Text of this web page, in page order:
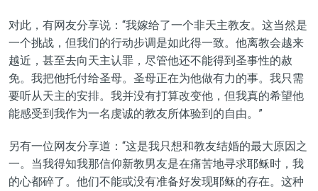
对此，有网友分享说：“我嫁给了一个非天主教友。这当然是
一个挑战，但我们的行动步调是如此得一致。他离教会越来
越近，甚至去向天主认罪，尽管他还不能得到圣事性的赦
免。我把他托付给圣母。圣母正在为他做有力的事。我只需
要听从天主的安排。我并没有打算改变他，但我真的希望他
能感受到我作为一名虔诚的教友所体验到的自由。”
另有一位网友分享道：“这是我只想和教友结婚的最大原因之
一。当我得知我那信仰新教男友是在痛苦地寻求耶稣时，我
的心都碎了。他们不能或没有准备好发现耶稣的存在。这种